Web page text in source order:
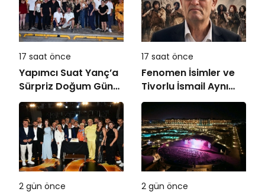
17 saat önce
Yapımcı Suat Yanç’a
Sürpriz Doğum Günü
Kutlaması!
17 saat önce
Fenomen İsimler ve
Tivorlu İsmail Aynı
Filmde Buluştu!
!Kozalak Devri! 7
Ağustos’ta Vizyonda
2 gün önce 2 gün önce